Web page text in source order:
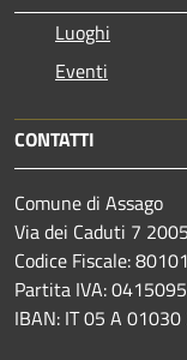
Luoghi
Eventi
CONTATTI
Comune di Assago
Via dei Caduti 7
Codice Fiscale:
Partita IVA:
IBAN: IT 05 A